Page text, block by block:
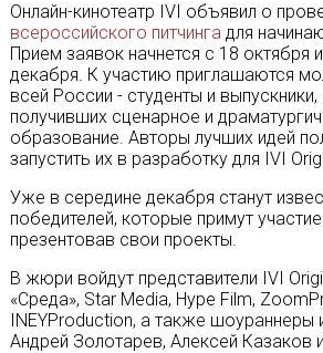
Онлайн-кинотеатр IVI объявил о
всероссийского питчингадля
Прием заявок начнется с 18 октября
декабря. К участию приглашаются
всей России - студенты и
получивших сценарное и
образование. Авторы лучших идей
запустить их в разработку для IVI
Уже в середине декабря станут
победителей, которые примут участие
презентовав свои проекты.
В жюри войдут представители IVI
«Среда», Star Media, Hype Film,
INEYProduction, а также шоураннеры
Андрей Золотарев, Алексей Казаков